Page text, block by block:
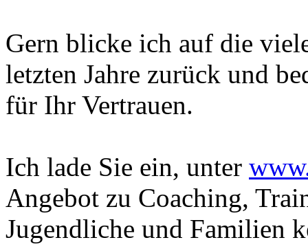
Gern blicke ich auf die
letzten Jahre zurück und
für Ihr Vertrauen.
Ich lade Sie ein, unter
Angebot zu Coaching,
Jugendliche und Familien